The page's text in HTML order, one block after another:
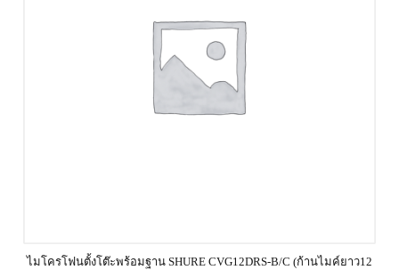
ไมโครโฟนตั้งโต๊ะพร้อมฐาน SHURE CVG12DRS‐B/C (ก้านไมค์ยาว12